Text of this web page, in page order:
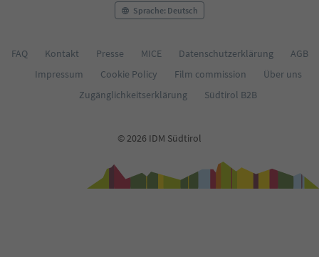
Sprache: Deutsch
FAQ Kontakt Presse MICE Datenschutzerklärung
AGB
Impressum
Cookie Policy Film commission
Über uns
Zugänglichkeitserklärung
Südtirol B2B
© 2026 IDM Südtirol